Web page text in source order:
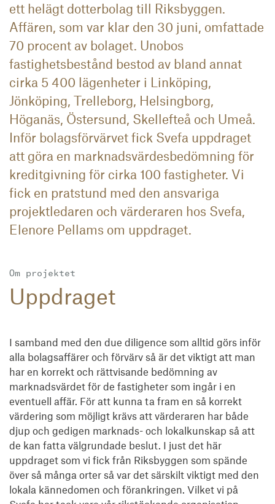
ett helägt dotterbolag till Riksbyggen.
Affären, som var klar den 30 juni, omfattade
70 procent av bolaget. Unobos
fastighetsbestånd bestod av bland annat
cirka 5 400 lägenheter i Linköping,
Jönköping, Trelleborg, Helsingborg,
Höganäs, Östersund, Skellefteå och Umeå.
Inför bolagsförvärvet fick Svefa uppdraget
att göra en marknadsvärdesbedömning för
kreditgivning för cirka 100 fastigheter. Vi
fick en pratstund med den ansvariga
projektledaren och värderaren hos Svefa,
Elenore Pellams om uppdraget.
Om projektet
Uppdraget
I samband med den due diligence som alltid görs inför
alla bolagsaffärer och förvärv så är det viktigt att man
har en korrekt och rättvisande bedömning av
marknadsvärdet för de fastigheter som ingår i en
eventuell affär. För att kunna ta fram en så korrekt
värdering som möjligt krävs att värderaren har både
djup och gedigen marknads- och lokalkunskap så att
de kan fatta välgrundade beslut. I just det här
uppdraget som vi fick från Riksbyggen som spände
över så många orter så var det särskilt viktigt med den
lokala kännedomen och förankringen. Vilket vi på